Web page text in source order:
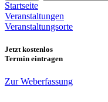
Startseite
Veranstaltungen
Veranstaltungsorte
Jetzt kostenlos
Termin eintragen
Zur Weberfassung